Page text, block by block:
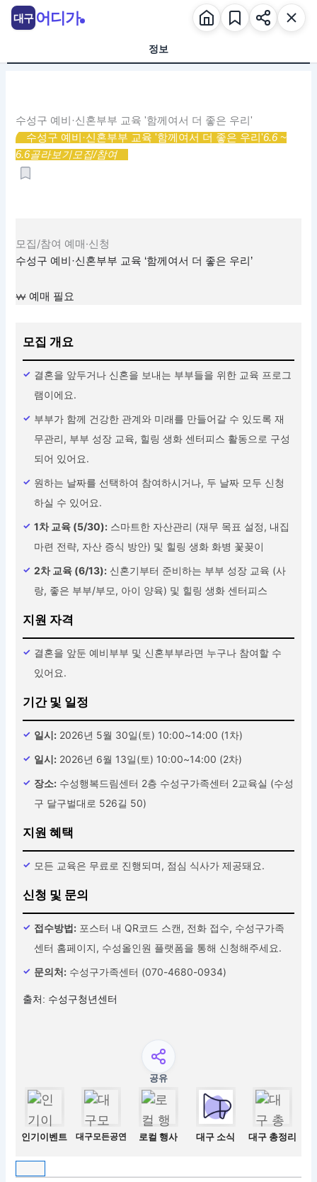
정보
수성구 예비·신혼부부 교육 '함께여서 더 좋은 우리'
수성구 예비·신혼부부 교육 '함께여서 더 좋은 우리'6.6 ~
6.6골라보기모집/참여
모집/참여 예매·신청
수성구 예비·신혼부부 교육 ‘함께여서 더 좋은 우리’
예매 필요
모집 개요
결혼을 앞두거나 신혼을 보내는 부부들을 위한 교육 프로그
램이에요.
부부가 함께 건강한 관계와 미래를 만들어갈 수 있도록 재
무관리, 부부 성장 교육, 힐링 생화 센터피스 활동으로 구성
되어 있어요.
원하는 날짜를 선택하여 참여하시거나, 두 날짜 모두 신청
하실 수 있어요.
1차 교육 (5/30): 스마트한 자산관리 (재무 목표 설정, 내집
마련 전략, 자산 증식 방안) 및 힐링 생화 화병 꽃꽂이
2차 교육 (6/13): 신혼기부터 준비하는 부부 성장 교육 (사
랑, 좋은 부부/부모, 아이 양육) 및 힐링 생화 센터피스
지원 자격
결혼을 앞둔 예비부부 및 신혼부부라면 누구나 참여할 수
있어요.
기간 및 일정
일시: 2026년 5월 30일(토) 10:00~14:00 (1차)
일시: 2026년 6월 13일(토) 10:00~14:00 (2차)
장소: 수성행복드림센터 2층 수성구가족센터 2교육실 (수성
구 달구벌대로 526길 50)
지원 혜택
모든 교육은 무료로 진행되며, 점심 식사가 제공돼요.
신청 및 문의
접수방법: 포스터 내 QR코드 스캔, 전화 접수, 수성구가족
센터 홈페이지, 수성올인원 플랫폼을 통해 신청해주세요.
문의처: 수성구가족센터 (070-4680-0934)
출처: 수성구청년센터
공유
인기이벤트 대구모든공연 로컬 행사 대구 소식 대구 총정리
대구 어디가